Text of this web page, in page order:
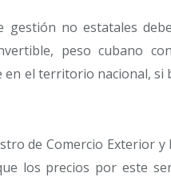
gestión no estatales
peso cubano
el territorio nacional, si
de Comercio Exterior
los precios por este